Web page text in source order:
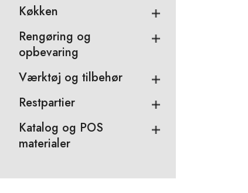
Køkken
Rengøring og
opbevaring
Værktøj og tilbehør
Restpartier
Katalog og POS
materialer